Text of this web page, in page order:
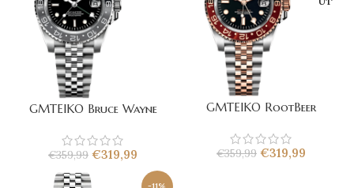
GMTEIKO Bruce Wayne
€359,99 €319,99
GMTEIKO RootBeer
€359,99 €319,99
-11%